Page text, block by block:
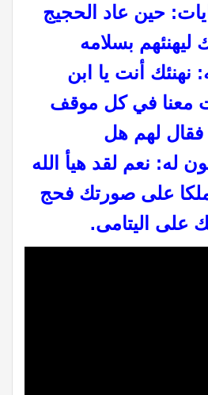
حين عاد الحجيج
ليهنئهم بسلامه
نهنئك أنت يا ابن
معنا في كل موقف
لهم هل
له: نعم لقد هيأ الله
على صورتك فحج
على اليتامى.